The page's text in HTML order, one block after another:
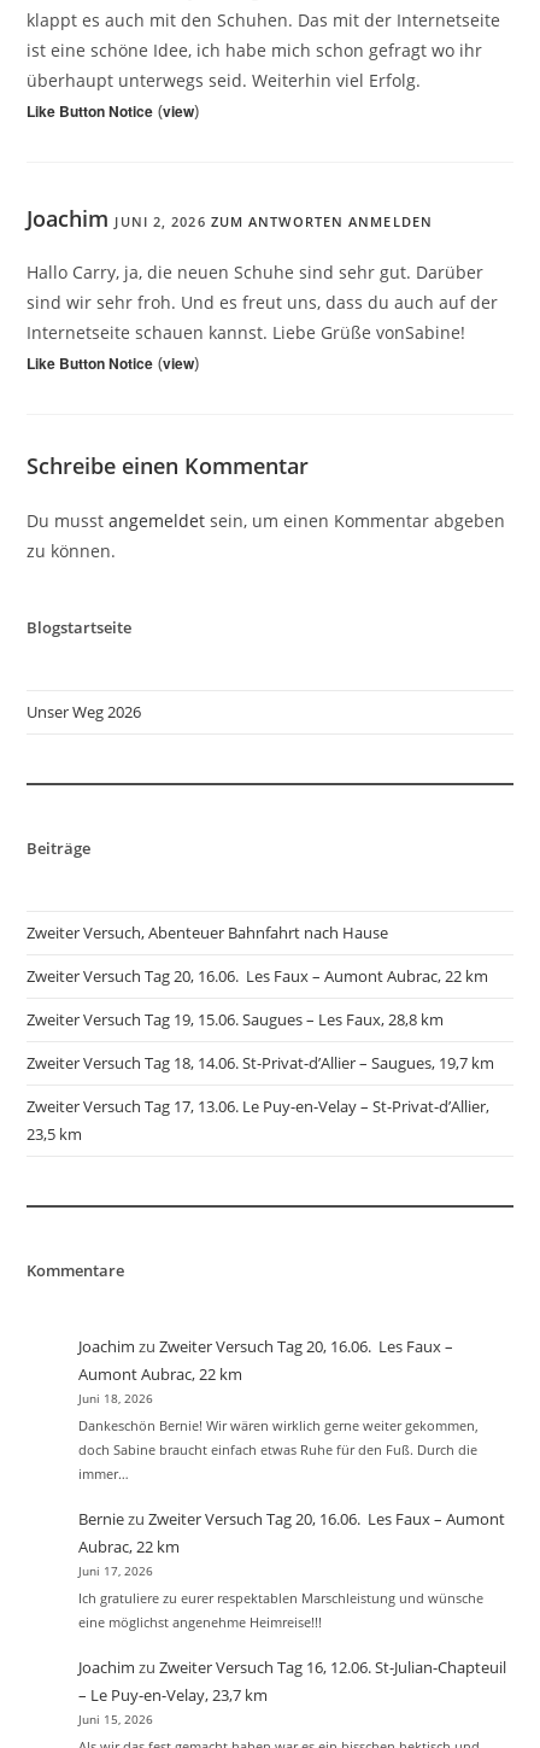
klappt es auch mit den Schuhen. Das mit der Internetseite
ist eine schöne Idee, ich habe mich schon gefragt wo ihr
überhaupt unterwegs seid. Weiterhin viel Erfolg.
Like Button Notice (view)
Joachim JUNI 2, 2026 ZUM ANTWORTEN ANMELDEN
Hallo Carry, ja, die neuen Schuhe sind sehr gut. Darüber
sind wir sehr froh. Und es freut uns, dass du auch auf der
Internetseite schauen kannst. Liebe Grüße vonSabine!
Like Button Notice (view)
Schreibe einen Kommentar
Du musstangemeldet sein, um einen Kommentar abgeben
zu können.
Blogstartseite
Unser Weg 2026
Beiträge
Zweiter Versuch, Abenteuer Bahnfahrt nach Hause
Zweiter Versuch Tag 20, 16.06. Les Faux – Aumont Aubrac, 22 km
Zweiter Versuch Tag 19, 15.06. Saugues – Les Faux, 28,8 km
Zweiter Versuch Tag 18, 14.06. St-Privat-d’Allier – Saugues, 19,7 km
Zweiter Versuch Tag 17, 13.06. Le Puy-en-Velay – St-Privat-d’Allier,
23,5 km
Kommentare
Joachim zu Zweiter Versuch Tag 20, 16.06. Les Faux –
Aumont Aubrac, 22 km
Juni 18, 2026
Dankeschön Bernie! Wir wären wirklich gerne weiter gekommen,
doch Sabine braucht einfach etwas Ruhe für den Fuß. Durch die
immer…
Berniezu Zweiter Versuch Tag 20, 16.06. Les Faux – Aumont
Aubrac, 22 km
Juni 17, 2026
Ich gratuliere zu eurer respektablen Marschleistung und wünsche
eine möglichst angenehme Heimreise!!!
Joachim zu Zweiter Versuch Tag 16, 12.06. St-Julian-Chapteuil
– Le Puy-en-Velay, 23,7 km
Juni 15, 2026